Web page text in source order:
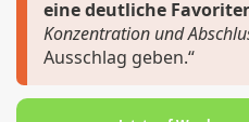
eine deutliche
Konzentration und
Ausschlag geben.“